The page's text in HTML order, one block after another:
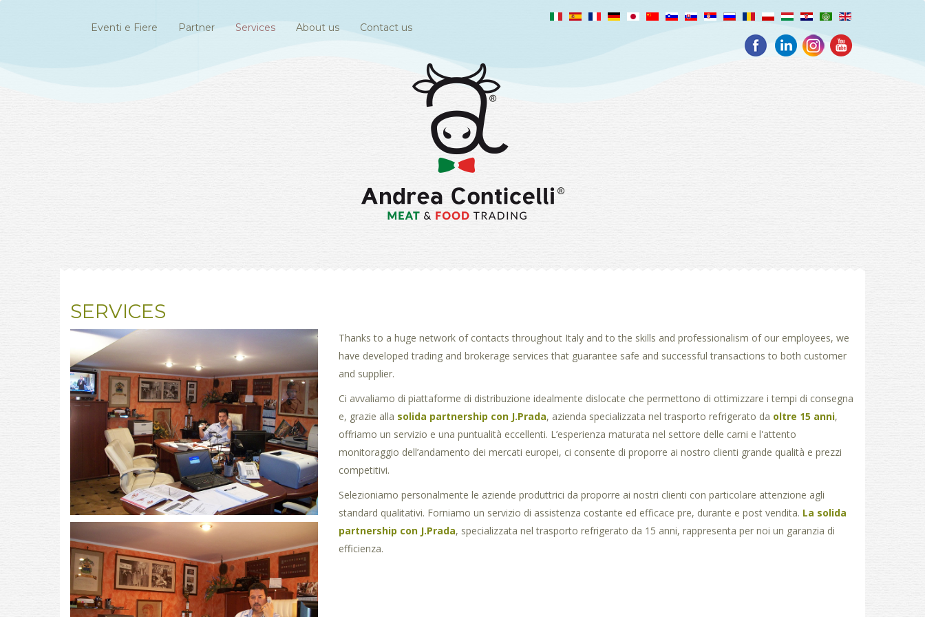
Eventi e Fiere Partner Services About us Contact us
SERVICES
Thanks to a huge network of contacts throughout Italy and to the skills and professionalism of our employees, we
have developed trading and brokerage services that guarantee safe and successful transactions to both customer
and supplier.
Ci avvaliamo di piattaforme di distribuzione idealmente dislocate che permettono di ottimizzare i tempi di consegna
e, grazie alla solida partnership con J.Prada, azienda specializzata nel trasporto refrigerato da oltre 15 anni,
offriamo un servizio e una puntualità eccellenti. L’esperienza maturata nel settore delle carni e l'attento
monitoraggio dell’andamento dei mercati europei, ci consente di proporre ai nostro clienti grande qualità e prezzi
competitivi.
Selezioniamo personalmente le aziende produttrici da proporre ai nostri clienti con particolare attenzione agli
standard qualitativi. Forniamo un servizio di assistenza costante ed efficace pre, durante e post vendita. La solida
partnership con J.Prada, specializzata nel trasporto refrigerato da 15 anni, rappresenta per noi un garanzia di
efficienza.